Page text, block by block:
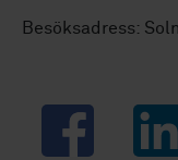
Besöksadress:
Facebook